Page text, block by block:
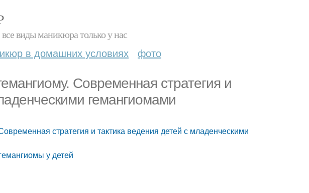
виды маникюра только у нас
в домашних условиях фото
Современная стратегия и
гемангиомами
стратегия и тактика ведения детей с младенческими
у детей